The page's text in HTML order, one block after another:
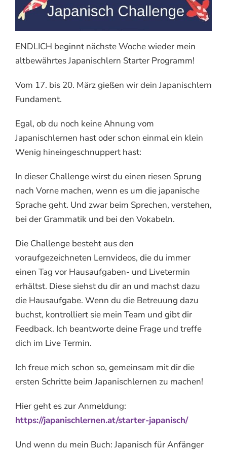
ENDLICH beginnt nächste Woche wieder mein
altbewährtes Japanischlern Starter Programm!
Vom 17. bis 20. März gießen wir dein Japanischlern
Fundament.
Egal, ob du noch keine Ahnung vom
Japanischlernen hast oder schon einmal ein klein
Wenig hineingeschnuppert hast:
In dieser Challenge wirst du einen riesen Sprung
nach Vorne machen, wenn es um die japanische
Sprache geht. Und zwar beim Sprechen, verstehen,
bei der Grammatik und bei den Vokabeln.
Die Challenge besteht aus den
voraufgezeichneten Lernvideos, die du immer
einen Tag vor Hausaufgaben- und Livetermin
erhältst. Diese siehst du dir an und machst dazu
die Hausaufgabe. Wenn du die Betreuung dazu
buchst, kontrolliert sie mein Team und gibt dir
Feedback. Ich beantworte deine Frage und treffe
dich im Live Termin.
Ich freue mich schon so, gemeinsam mit dir die
ersten Schritte beim Japanischlernen zu machen!
Hier geht es zur Anmeldung:
https://japanischlernen.at/starter-japanisch/
Und wenn du mein Buch: Japanisch für Anfänger